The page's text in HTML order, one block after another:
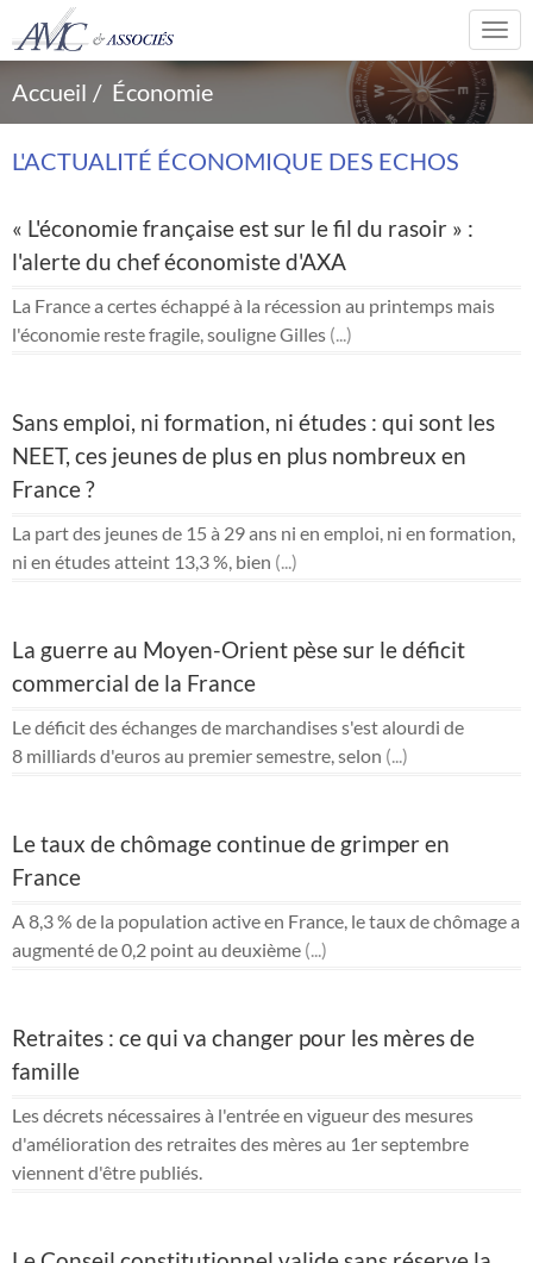
Accueil Économie
L'ACTUALITÉ ÉCONOMIQUE DES ECHOS
« L'économie française est sur le fil du rasoir » :
l'alerte du chef économiste d'AXA
La France a certes échappé à la récession au printemps mais
l'économie reste fragile, souligne Gilles (...)
Sans emploi, ni formation, ni études : qui sont les
NEET, ces jeunes de plus en plus nombreux en
France ?
La part des jeunes de 15 à 29 ans ni en emploi, ni en formation,
ni en études atteint 13,3 %, bien (...)
La guerre au Moyen-Orient pèse sur le déficit
commercial de la France
Le déficit des échanges de marchandises s'est alourdi de
8 milliards d'euros au premier semestre, selon (...)
Le taux de chômage continue de grimper en
France
A 8,3 % de la population active en France, le taux de chômage a
augmenté de 0,2 point au deuxième (...)
Retraites : ce qui va changer pour les mères de
famille
Les décrets nécessaires à l'entrée en vigueur des mesures
d'amélioration des retraites des mères au 1er septembre
viennent d'être publiés.